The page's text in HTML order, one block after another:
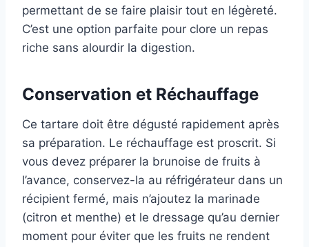
permettant de se faire plaisir tout en légèreté.
C’est une option parfaite pour clore un repas
riche sans alourdir la digestion.
Conservation et Réchauffage
Ce tartare doit être dégusté rapidement après
sa préparation. Le réchauffage est proscrit. Si
vous devez préparer la brunoise de fruits à
l’avance, conservez-la au réfrigérateur dans un
récipient fermé, mais n’ajoutez la marinade
(citron et menthe) et le dressage qu’au dernier
moment pour éviter que les fruits ne rendent